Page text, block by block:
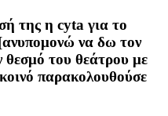
της η cyta για το
να δω τον
θεσμό του θεάτρου με
παρακολουθούσε